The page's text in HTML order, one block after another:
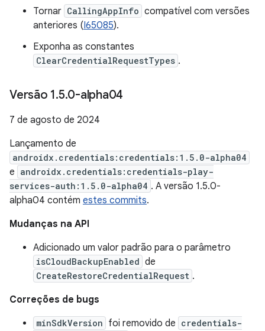
Tornar CallingAppInfo compatível com versões
anteriores (I65085).
Exponha as constantes
ClearCredentialRequestTypes .
Versão 1.5.0-alpha04
7 de agosto de 2024
Lançamento de
androidx.credentials:credentials:1.5.0-alpha04
e androidx.credentials:credentials-play-
services-auth:1.5.0-alpha04 . A versão 1.5.0-
alpha04 contém estes commits.
Mudanças na API
Adicionado um valor padrão para o parâmetro
isCloudBackupEnabled de
CreateRestoreCredentialRequest .
Correções de bugs
minSdkVersion foi removido de credentials-